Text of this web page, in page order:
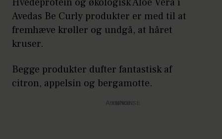
Avedas Be Curly produkter er med til at
fremhæve krøller og undgå, at håret
kruser.
Begge produkter dufter fantastisk af
citron, appelsin og bergamotte.
Annonce